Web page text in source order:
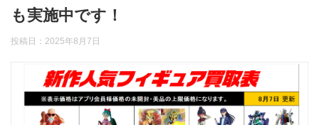
も実施中です！
投稿日： 2025年8月7日